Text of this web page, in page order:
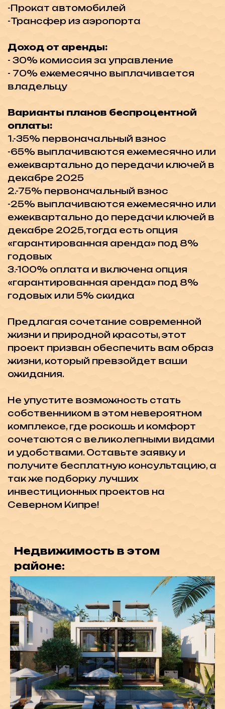
получите бесплатную консультацию, а
так же подборку лучших
Недвижимость в этом
районе:
КОНТАКТЫ:
northsymbol@gmail.com
+7-(495)-120-42-13
+90-548-855-00-88
АДРЕС:
Офис: Kyrenia, Alsancak,
Novu Park Plaza Office N2